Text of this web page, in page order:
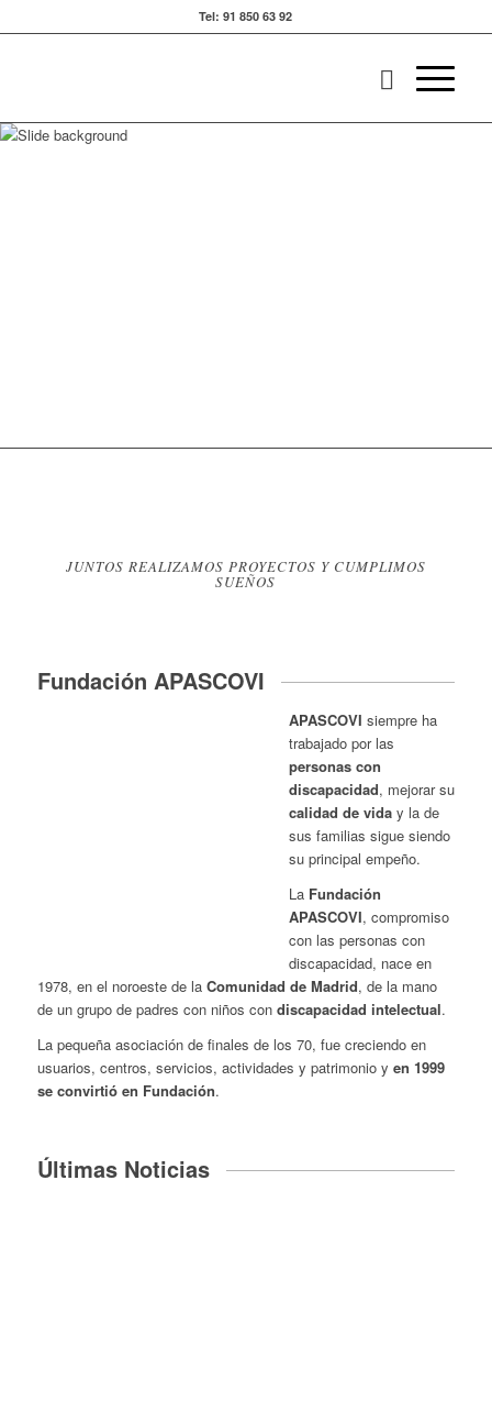
Tel: 91 850 63 92
JUNTOS REALIZAMOS PROYECTOS Y CUMPLIMOS
SUEÑOS
Fundación APASCOVI
APASCOVI siempre ha
trabajado por las
personas con
discapacidad, mejorar su
calidad de viday la de
sus familias sigue siendo
su principal empeño.
LaFundación
APASCOVI, compromiso
con las personas con
discapacidad, nace en
1978, en el noroeste de la Comunidad de Madrid, de la mano
de un grupo de padres con niños con discapacidad intelectual.
La pequeña asociación de finales de los 70, fue creciendo en
usuarios, centros, servicios, actividades y patrimonio y en 1999
se convirtió en Fundación.
Últimas Noticias